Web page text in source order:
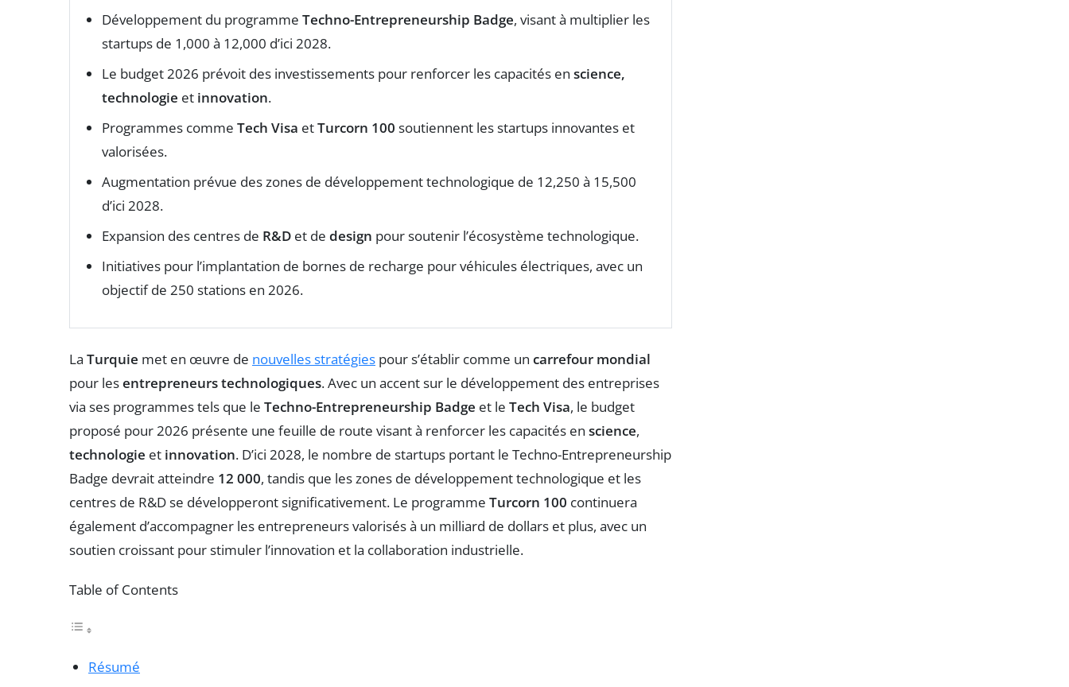
Développement du programme Techno-Entrepreneurship Badge, visant à multiplier les
startups de 1,000 à 12,000 d’ici 2028.
Le budget 2026 prévoit des investissements pour renforcer les capacités en science,
technologie et innovation.
Programmes comme Tech Visa etTurcorn 100 soutiennent les startups innovantes et
valorisées.
Augmentation prévue des zones de développement technologique de 12,250 à 15,500
d’ici 2028.
Expansion des centres de R&D et de design pour soutenir l’écosystème technologique.
Initiatives pour l’implantation de bornes de recharge pour véhicules électriques, avec un
objectif de 250 stations en 2026.
La Turquie met en œuvre de nouvelles stratégies pour s’établir comme un carrefour mondial
pour lesentrepreneurs technologiques. Avec un accent sur le développement des entreprises
via ses programmes tels que le Techno-Entrepreneurship Badge et le Tech Visa, le budget
proposé pour 2026 présente une feuille de route visant à renforcer les capacités en science,
technologie et innovation. D’ici 2028, le nombre de startups portant le Techno-Entrepreneurship
Badge devrait atteindre 12 000, tandis que les zones de développement technologique et les
centres de R&D se développeront significativement. Le programme Turcorn 100 continuera
également d’accompagner les entrepreneurs valorisés à un milliard de dollars et plus, avec un
soutien croissant pour stimuler l’innovation et la collaboration industrielle.
Table of Contents
Résumé